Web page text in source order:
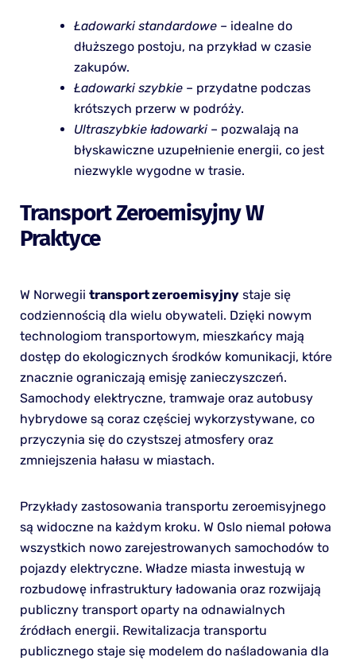
Ładowarki standardowe– idealne do
dłuższego postoju, na przykład w czasie
zakupów.
Ładowarki szybkie– przydatne podczas
krótszych przerw w podróży.
Ultraszybkie ładowarki– pozwalają na
błyskawiczne uzupełnienie energii, co jest
niezwykle wygodne w trasie.
Transport Zeroemisyjny W
Praktyce
W Norwegii transport zeroemisyjnystaje się
codziennością dla wielu obywateli. Dzięki nowym
technologiom transportowym, mieszkańcy mają
dostęp do ekologicznych środków komunikacji, które
znacznie ograniczają emisję zanieczyszczeń.
Samochody elektryczne, tramwaje oraz autobusy
hybrydowe są coraz częściej wykorzystywane, co
przyczynia się do czystszej atmosfery oraz
zmniejszenia hałasu w miastach.
Przykłady zastosowania transportu zeroemisyjnego
są widoczne na każdym kroku. W Oslo niemal połowa
wszystkich nowo zarejestrowanych samochodów to
pojazdy elektryczne. Władze miasta inwestują w
rozbudowę infrastruktury ładowania oraz rozwijają
publiczny transport oparty na odnawialnych
źródłach energii. Rewitalizacja transportu
publicznego staje się modelem do naśladowania dla